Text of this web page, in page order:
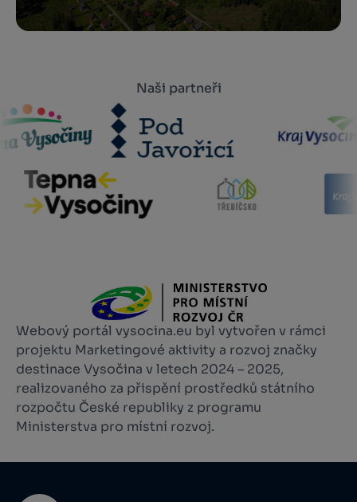
Naši partneři
Webový portál vysocina.eu byl vytvořen v rámci
projektu Marketingové aktivity a rozvoj značky
destinace Vysočina v letech 2024 – 2025,
realizovaného za přispění prostředků státního
rozpočtu České republiky z programu
Ministerstva pro místní rozvoj.